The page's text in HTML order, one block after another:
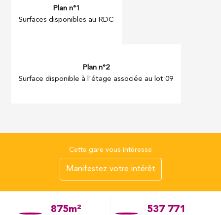
Surfaces disponibles au RDC
Surface disponible à l'étage associée au lot 09
Cette gare vous intéresse
Manifestez votre intérêt
875m² 537 771